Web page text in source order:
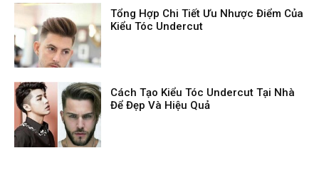
Tổng Hợp Chi Tiết Ưu Nhược Điểm Của
Kiểu Tóc Undercut
Cách Tạo Kiểu Tóc Undercut Tại Nhà
Để Đẹp Và Hiệu Quả